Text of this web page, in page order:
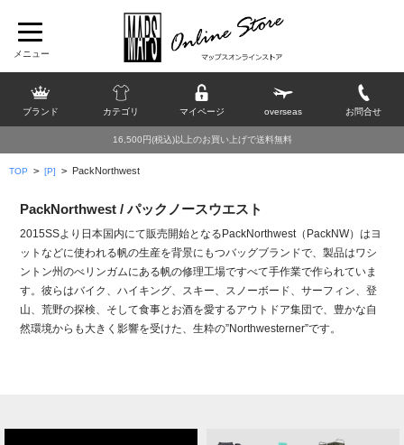
ブランド カテゴリ マイページ overseas お問合せ
16,500円(税込)以上のお買い上げで送料無料
TOP > [P] > PackNorthwest
PackNorthwest / パックノースウエスト
2015SSより日本国内にて販売開始となるPackNorthwest（PackNW）はヨ
ットなどに使われる帆の生産を背景にもつバッグブランドで、製品はワシ
ントン州のべリンガムにある帆の修理工場ですべて手作業で作られていま
す。彼らはバイク、ハイキング、スキー、スノーボード、サーフィン、登
山、荒野の探検、そして食事とお酒を愛するアウトドア集団で、豊かな自
然環境からも大きく影響を受けた、生粋の”Northwesterner”です。